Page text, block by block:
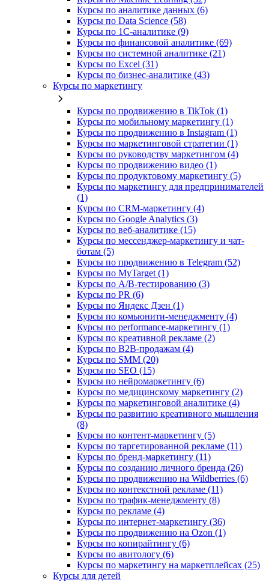
Курсы по аналитике данных (6)
Курсы по Data Science (58)
Курсы по 1С‑аналитике (9)
Курсы по финансовой аналитике (69)
Курсы по системной аналитике (21)
Курсы по Excel (31)
Курсы по бизнес‑аналитике (43)
Курсы по маркетингу
Курсы по продвижению в TikTok (1)
Курсы по мобильному маркетингу (1)
Курсы по продвижению в Instagram (1)
Курсы по маркетинговой стратегии (1)
Курсы по руководству маркетингом (4)
Курсы по продвижению видео (1)
Курсы по продуктовому маркетингу (5)
Курсы по маркетингу для предпринимателей
(1)
Курсы по CRM-маркетингу (4)
Курсы по Google Analytics (3)
Курсы по веб-аналитике (15)
Курсы по мессенджер-маркетингу и чат-
ботам (5)
Курсы по продвижению в Telegram (52)
Курсы по MyTarget (1)
Курсы по A/B-тестированию (3)
Курсы по PR (6)
Курсы по Яндекс Дзен (1)
Курсы по комьюнити-менеджменту (4)
Курсы по performance-маркетингу (1)
Курсы по креативной рекламе (2)
Курсы по B2B-продажам (4)
Курсы по SMM (20)
Курсы по SEO (15)
Курсы по нейромаркетингу (6)
Курсы по медицинскому маркетингу (2)
Курсы по маркетинговой аналитике (4)
Курсы по развитию креативного мышления
(8)
Курсы по контент-маркетингу (5)
Курсы по таргетированной рекламе (11)
Курсы по бренд-маркетингу (11)
Курсы по созданию личного бренда (26)
Курсы по продвижению на Wildberries (6)
Курсы по контекстной рекламе (11)
Курсы по трафик-менеджменту (8)
Курсы по рекламе (4)
Курсы по интернет-маркетингу (36)
Курсы по продвижению на Ozon (1)
Курсы по копирайтингу (6)
Курсы по авитологу (6)
Курсы по маркетингу на маркетплейсах (25)
Курсы для детей